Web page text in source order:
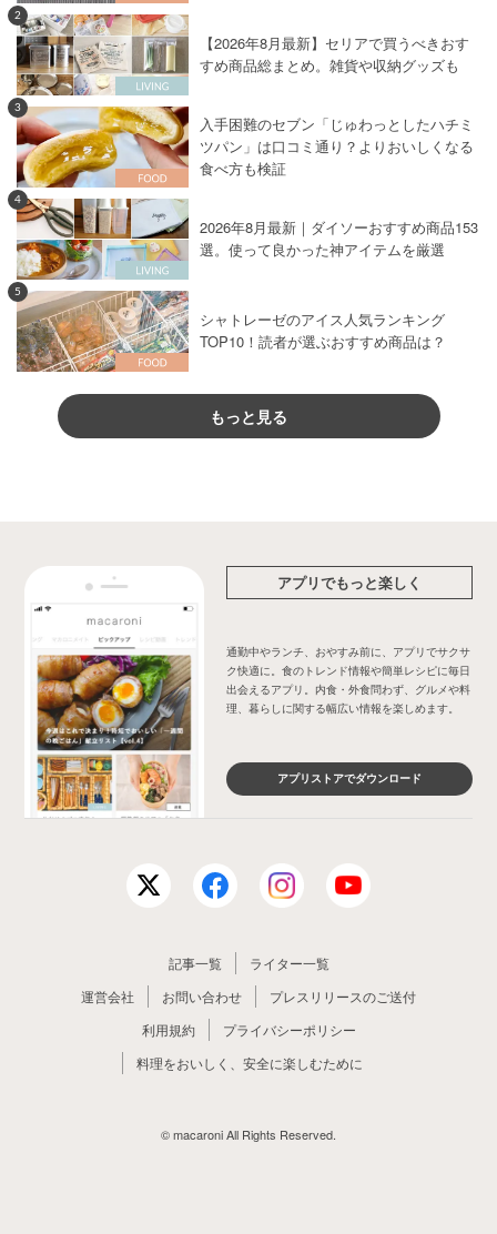
2
【2026年8月最新】セリアで買うべきおす
すめ商品総まとめ。雑貨や収納グッズも
3
入手困難のセブン「じゅわっとしたハチミ
ツパン」は口コミ通り？よりおいしくなる
食べ方も検証
4
2026年8月最新｜ダイソーおすすめ商品153
選。使って良かった神アイテムを厳選
5
シャトレーゼのアイス人気ランキング
TOP10！読者が選ぶおすすめ商品は？
もっと見る
アプリでもっと楽しく
通勤中やランチ、おやすみ前に、アプリでサクサ
ク快適に。食のトレンド情報や簡単レシピに毎日
出会えるアプリ。内食・外食問わず、グルメや料
理、暮らしに関する幅広い情報を楽しめます。
アプリストアでダウンロード
記事一覧
ライター一覧
運営会社
お問い合わせ
プレスリリースのご送付
利用規約
プライバシーポリシー
料理をおいしく、安全に楽しむために
© macaroni All Rights Reserved.